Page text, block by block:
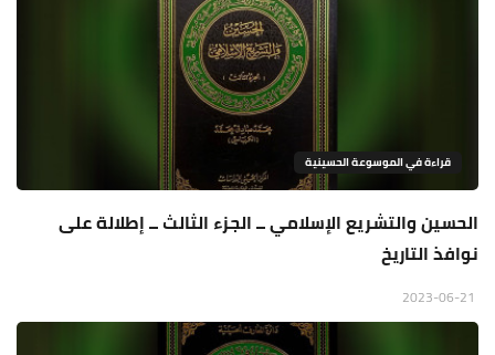
قراءة في الموسوعة الحسينية
الحسين والتشريع الإسلامي ــ الجزء الثالث ــ إطلالة على
نوافذ التاريخ